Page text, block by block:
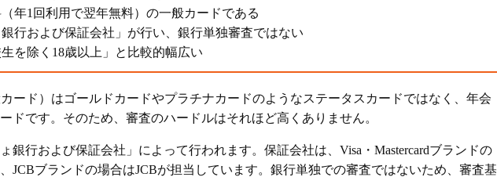
レジットカードに関するよくある質問
年1回利用で翌年無料）の一般カードである
行および保証会社」が行い、銀行単独審査ではない
を除く18歳以上」と比較的幅広い
ード）はゴールドカードやプラチナカードのようなステータスカードではなく、年会
ドです。そのため、審査のハードルはそれほど高くありません。
銀行および保証会社」によって行われます。保証会社は、Visa・Mastercardブランドの
JCBブランドの場合はJCBが担当しています。銀行単独での審査ではないため、審査基